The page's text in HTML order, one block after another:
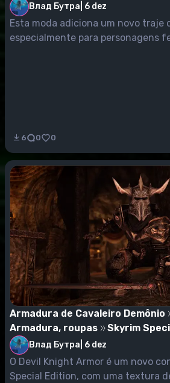
Влад Бутра 6 dez
Esta moda adiciona um novo traje
especialmente para personagens
6 0 0
Armadura de Cavaleiro Demônio
Armadura, roupas
Skyrim
Влад Бутра 6 dez
O Devil Knight Armor é um novo
Special Edition, com uma textura